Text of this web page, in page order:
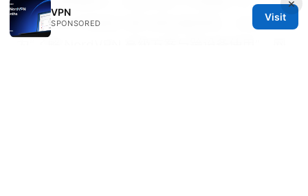
NordVPN 的高级方案与跨设备使用，点击文本
×
VPN
SPONSORED
Visit